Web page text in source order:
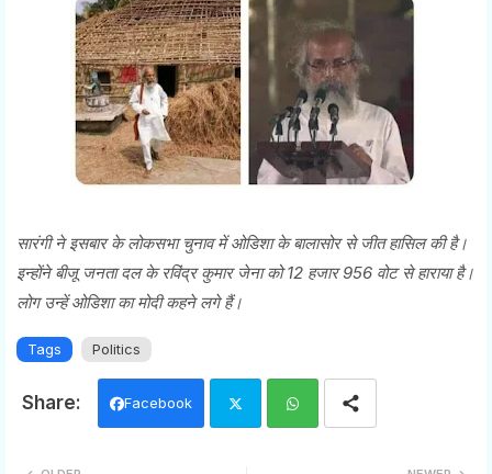
सारंगी ने इसबार के लोकसभा चुनाव में ओडिशा के बालासोर से जीत हासिल की है।
इन्होंने बीजू जनता दल के रविंद्र कुमार जेना को 12 हजार 956 वोट से हाराया है।
लोग उन्हें ओडिशा का मोदी कहने लगे हैं।
Tags Politics
Facebook